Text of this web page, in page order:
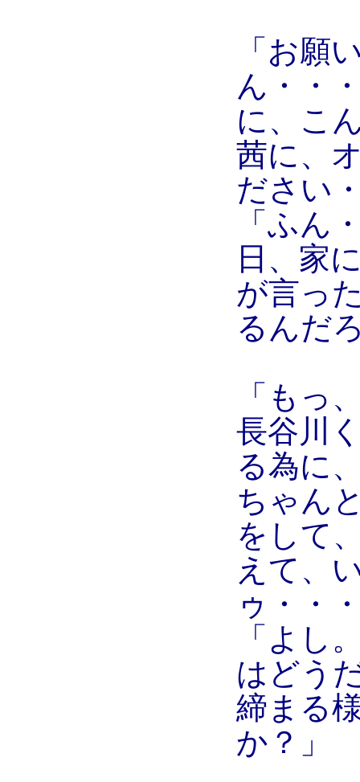
「お願
ん・・
に、こ
茜に、
ださい
「ふん
日、家
が言っ
るんだ
「もっ
長谷川
る為に
ちゃん
をして
えて、
ゥ・・
「よし
はどう
締まる
か？」